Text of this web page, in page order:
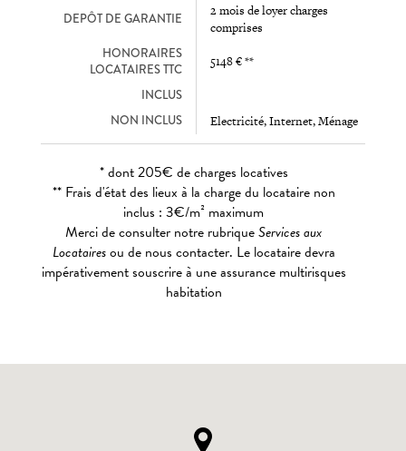
DEPÔT DE GARANTIE
2 mois de loyer charges
comprises
HONORAIRES
LOCATAIRES TTC
5148 € **
INCLUS
NON INCLUS
Electricité, Internet, Ménage
* dont 205€ de charges locatives
** Frais d'état des lieux à la charge du locataire non
inclus : 3€/m² maximum
Merci de consulter notre rubriqueServices aux
Locatairesou de nous contacter. Le locataire devra
impérativement souscrire à une assurance multirisques
habitation